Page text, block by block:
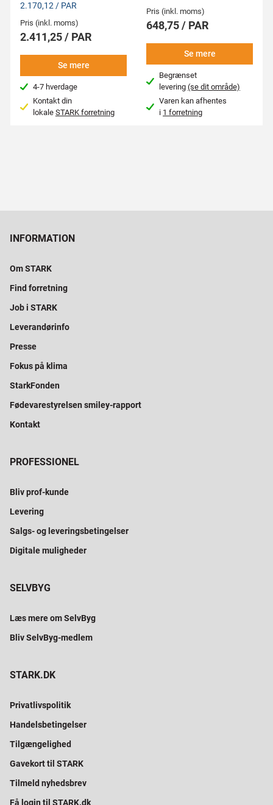
2.170,12 / PAR
Pris (inkl. moms)
2.411,25 / PAR
Se mere
4-7 hverdage
Kontakt din
lokale STARK forretning
Pris (inkl. moms)
648,75 / PAR
Se mere
Begrænset
levering(se dit område)
Varen kan afhentes
i 1 forretning
INFORMATION
Om STARK
Find forretning
Job i STARK
Leverandørinfo
Presse
Fokus på klima
StarkFonden
Fødevarestyrelsen smiley-rapport
Kontakt
PROFESSIONEL
Bliv prof-kunde
Levering
Salgs- og leveringsbetingelser
Digitale muligheder
SELVBYG
Læs mere om SelvByg
Bliv SelvByg-medlem
STARK.DK
Privatlivspolitik
Handelsbetingelser
Tilgængelighed
Gavekort til STARK
Tilmeld nyhedsbrev
Få login til STARK.dk